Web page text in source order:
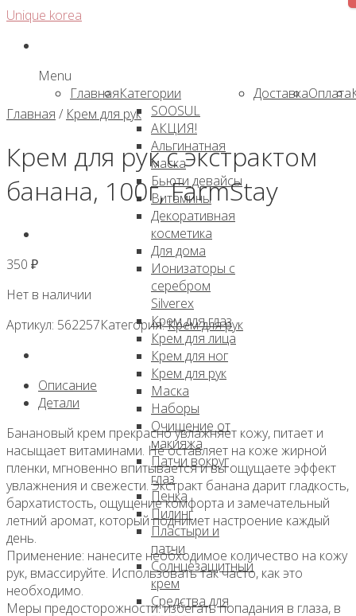
Skip
content
Unique korea
Menu
ГлавнаяКатегории
SOOSUL
АКЦИЯ!
Альгинатная
маска
Бьюти девайсы
Витамины
Декоративная
косметика
Для дома
Ионизаторы с
серебром
Silverex
Крем для глаз
Крем для лица
Крем для ног
Крем для рук
Маска
Наборы
Очищение от
макияжа
Патчи вокруг
глаз
Пенка
Пилинг
Пластыри и
патчи
Солнцезащитный
крем
Средства для
ДоставкаОплата
Главная / Крем для рук
Крем для рук с экстрактом
банана, 100г, FarmStay
350 ₽
Нет в наличии
Артикул: 562257Категория:Крем для рук
Описание
Детали
Банановый крем прекрасно увлажняет кожу, питает и
насыщает витаминами. Не оставляет на коже жирной
пленки, мгновенно впитывается и вы ощущаете эффект
увлажнения и свежести. Экстракт банана дарит гладкость,
бархатистость, ощущение комфорта и замечательный
летний аромат, который поднимет настроение каждый
день.
Применение: нанесите необходимое количество на кожу
рук, вмассируйте. Использовать так часто, как это
необходимо.
Меры предосторожности: избегать попадания в глаза, в